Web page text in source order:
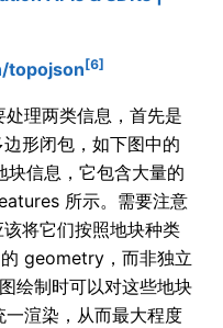
topojson[6]
理两类信息，首先是
形闭包，如下图中的
信息，它包含大量的
所示。需要注意
将它们按照地块种类
geometry，而非独立
绘制时可以对这些地块
一渲染，从而最大程度